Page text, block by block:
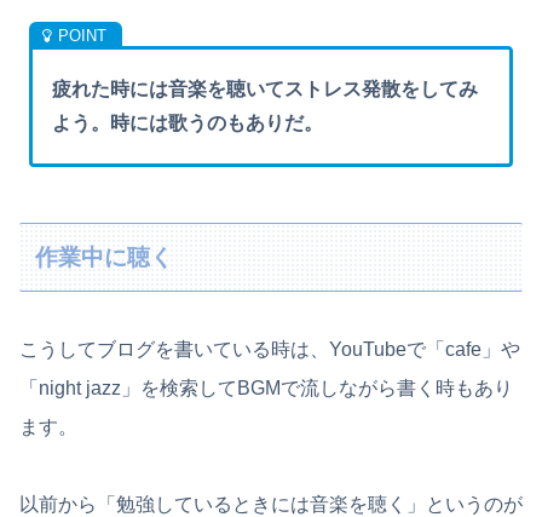
疲れた時には音楽を聴いてストレス発散をしてみ
よう。時には歌うのもありだ。
作業中に聴く
こうしてブログを書いている時は、YouTubeで「cafe」や
「night jazz」を検索してBGMで流しながら書く時もあり
ます。
以前から「勉強しているときには音楽を聴く」というのが